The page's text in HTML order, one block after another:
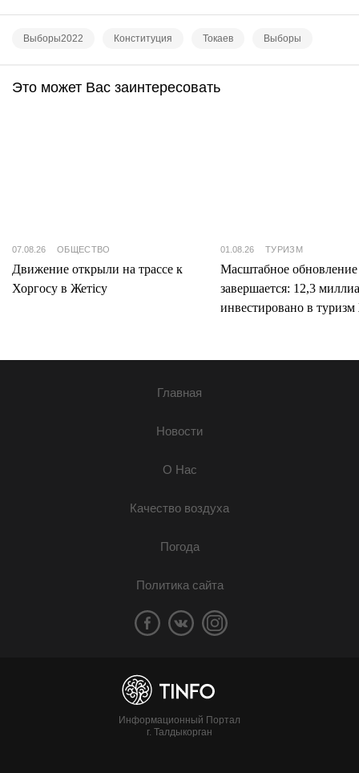
Выборы2022 Конституция Токаев Выборы
Это может Вас заинтересовать
07.08.26 ОБЩЕСТВО
Движение открыли на трассе к
Хоргосу в Жетісу
01.08.26 ТУРИЗМ
Масштабное
завершается: 12,3
инвестировано в туризм
Главная
Новости
О Нас
Качество воздуха
Погода
Политика сайта
Информационный Портал
г. Талдыкорган